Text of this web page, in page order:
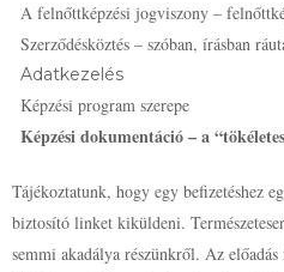
A felnőttképzési jogviszony –
Szerződésköztés – szóban, írásban
Adatkezelés
Képzési program szerepe
Képzési dokumentáció – a
Tájékoztatunk, hogy egy befizetéshez
biztosító linket kiküldeni.
semmi akadálya részünkről. Az